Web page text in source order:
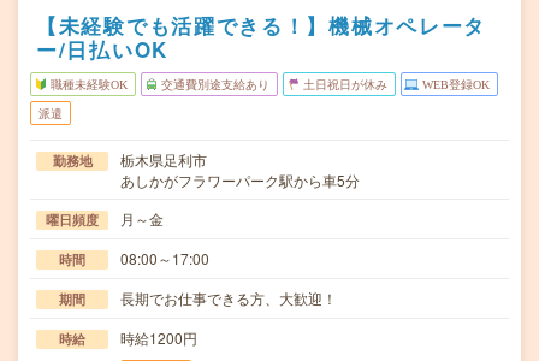
【未経験でも活躍できる！】機械オペレータ
ー/日払いOK
職種未経験OK 交通費別途支給あり 土日祝日が休み WEB登録OK
派遣
勤務地
栃木県足利市
あしかがフラワーパーク駅から車5分
曜日頻度 月～金
時間 08:00～17:00
期間 長期でお仕事できる方、大歓迎！
時給 時給1200円